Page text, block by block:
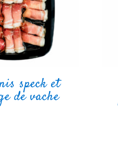
speck et
de vache